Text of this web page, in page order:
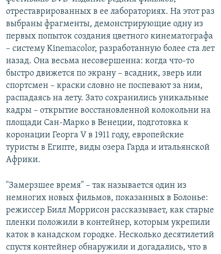
отреставрированных в ее лабораториях. На этот раз
выбраны фрагменты, демонстрирующие одну из
первых попыток создания цветного кинематографа
– систему Kinemacolor, разработанную более ста лет
назад. Она весьма несовершенна: когда что-то
быстро движется по экрану – всадник, зверь или
спортсмен – краски словно не поспевают за ним,
распадаясь на лету. Зато сохранились уникальные
кадры – открытие восстановленной колокольни на
площади Сан-Марко в Венеции, подготовка к
коронации Георга V в 1911 году, европейские
туристы в Египте, виды озера Гарда и итальянской
Африки.
"Замерзшее время" – так называется один из
немногих новых фильмов, показанных в Болонье:
режиссер Билл Моррисон рассказывает, как старые
пленки положили в контейнер, которым укрепили
каток в канадском городке. Несколько десятилетий
спустя контейнер обнаружили и догадались, что в